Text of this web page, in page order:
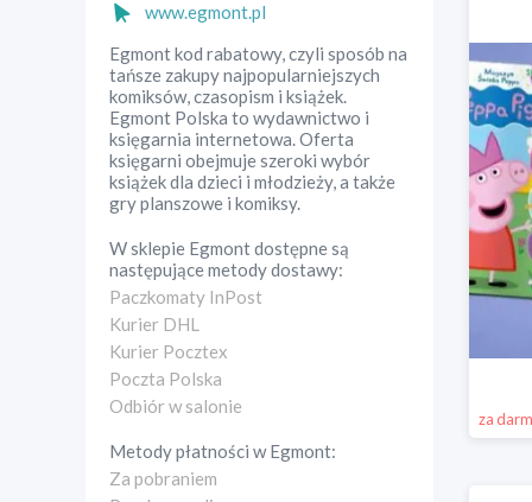
www.egmont.pl
Egmont kod rabatowy, czyli sposób na
tańsze zakupy najpopularniejszych
komiksów, czasopism i książek.
Egmont Polska to wydawnictwo i
księgarnia internetowa. Oferta
księgarni obejmuje szeroki wybór
książek dla dzieci i młodzieży, a także
gry planszowe i komiksy.
W sklepie Egmontdostępne są
następujące metody dostawy:
Paczkomaty InPost
Kurier DHL
Kurier Pocztex
Poczta Polska
Odbiór w salonie
Metody płatności wEgmont:
Za pobraniem
za